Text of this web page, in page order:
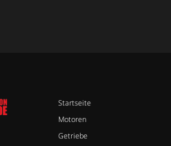
Startseite
Motoren
Getriebe